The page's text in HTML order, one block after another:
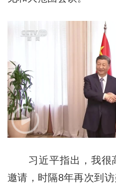
习近平指出，我很
邀请，时隔8年再次到